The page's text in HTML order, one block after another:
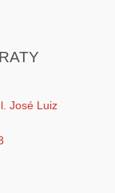
José Luiz